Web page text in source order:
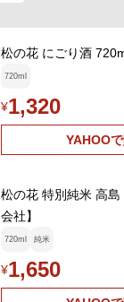
松の花 にごり酒
720ml
¥1,320
YAHOO
松の花 特別純米 高
会社】
720ml 純米
¥1,650